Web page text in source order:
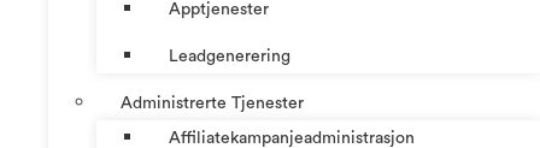
Apptjenester
Leadgenerering
Administrerte Tjenester
Affiliatekampanjeadministrasjon